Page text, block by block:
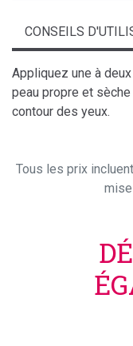
CONSEILS
Appliquez une à
peau propre et
contour des yeux.
Tous les prix